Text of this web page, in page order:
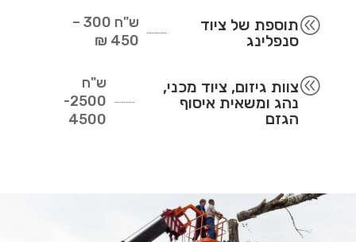
@תוספת של ציוד
סנפלינג
ש"ח
300 –
450 ₪
@צוות גיזום, ציוד מכני,
נהג ומשאית איסוף
הגזם
ש"ח
2500-
4500